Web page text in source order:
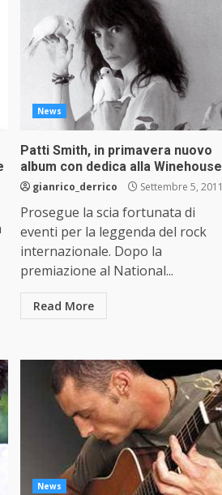
News
Patti Smith, in primavera nuovo
album con dedica alla Winehouse
gianrico_derrico Settembre 5, 2011
Prosegue la scia fortunata di
eventi per la leggenda del rock
internazionale. Dopo la
premiazione al National...
Read More
News